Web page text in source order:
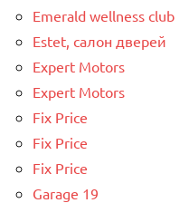
Emerald wellness club
Estet, салон дверей
Expert Motors
Expert Motors
Fix Price
Fix Price
Fix Price
Garage 19